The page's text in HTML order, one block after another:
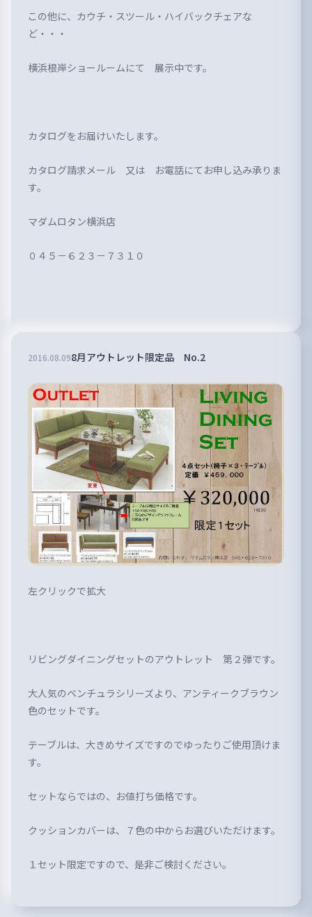
この他に、カウチ・スツール・ハイバックチェアな
ど・・・
横浜根岸ショールームにて 展示中です。
カタログをお届けいたします。
カタログ請求メール 又は お電話にてお申し込み承りま
す。
マダムロタン横浜店
０４５－６２３－７３１０
2016.08.098月アウトレット限定品 No.2
左クリックで拡大
リビングダイニングセットのアウトレット 第２弾です。
大人気のベンチュラシリーズより、アンティークブラウン
色のセットです。
テーブルは、大きめサイズですのでゆったりご使用頂けま
す。
セットならではの、お値打ち価格です。
クッションカバーは、７色の中からお選びいただけます。
１セット限定ですので、是非ご検討ください。